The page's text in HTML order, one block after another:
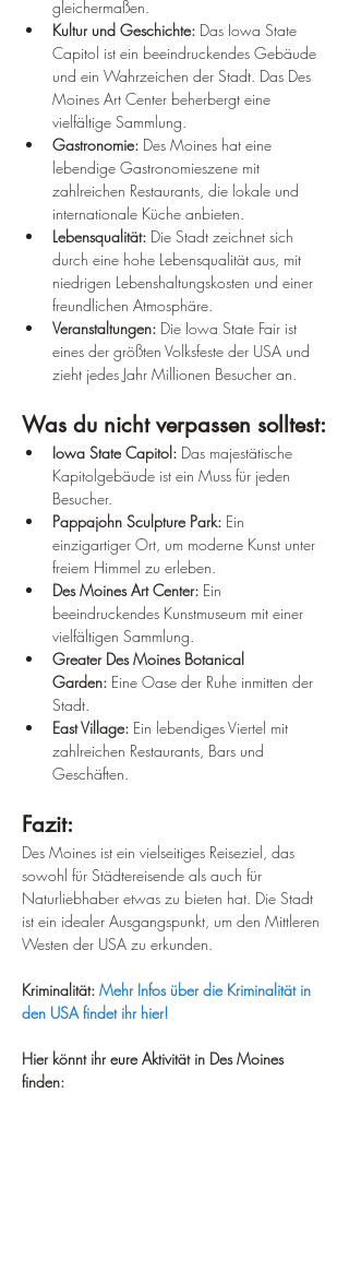
gleichermaßen.
Kultur und Geschichte: Das Iowa State
Capitol ist ein beeindruckendes Gebäude
und ein Wahrzeichen der Stadt. Das Des
Moines Art Center beherbergt eine
vielfältige Sammlung.
Gastronomie: Des Moines hat eine
lebendige Gastronomieszene mit
zahlreichen Restaurants, die lokale und
internationale Küche anbieten.
Lebensqualität: Die Stadt zeichnet sich
durch eine hohe Lebensqualität aus, mit
niedrigen Lebenshaltungskosten und einer
freundlichen Atmosphäre.
Veranstaltungen: Die Iowa State Fair ist
eines der größten Volksfeste der USA und
zieht jedes Jahr Millionen Besucher an.
Was du nicht verpassen solltest:
Iowa State Capitol: Das majestätische
Kapitolgebäude ist ein Muss für jeden
Besucher.
Pappajohn Sculpture Park: Ein
einzigartiger Ort, um moderne Kunst unter
freiem Himmel zu erleben.
Des Moines Art Center: Ein
beeindruckendes Kunstmuseum mit einer
vielfältigen Sammlung.
Greater Des Moines Botanical
Garden: Eine Oase der Ruhe inmitten der
Stadt.
East Village: Ein lebendiges Viertel mit
zahlreichen Restaurants, Bars und
Geschäften.
Fazit:
Des Moines ist ein vielseitiges Reiseziel, das
sowohl für Städtereisende als auch für
Naturliebhaber etwas zu bieten hat. Die Stadt
ist ein idealer Ausgangspunkt, um den Mittleren
Westen der USA zu erkunden.
Kriminalität: Mehr Infos über die Kriminalität in
den USA findet ihr hier!
Hier könnt ihr eure Aktivität in Des Moines
finden: